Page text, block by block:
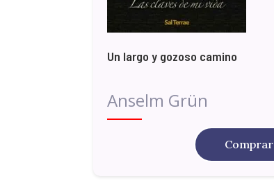
Un largo y gozoso camino
Anselm Grün
Comprar